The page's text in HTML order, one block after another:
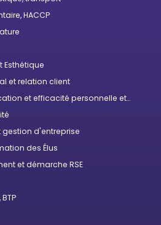
HACCP
Esthétique
et relation client
et efficacité personnelle et
d'entreprise
des Élus
et démarche RSE